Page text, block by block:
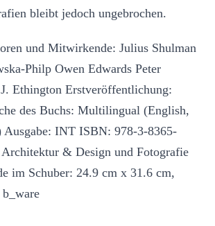
bleibt jedoch ungebrochen.
und Mitwirkende: Julius Shulman
Philp Owen Edwards Peter
Ethington Erstveröffentlichung:
des Buchs: Multilingual (English,
Ausgabe: INT ISBN: 978-3-8365-
& Design und Fotografie
im Schuber: 24.9 cm x 31.6 cm,